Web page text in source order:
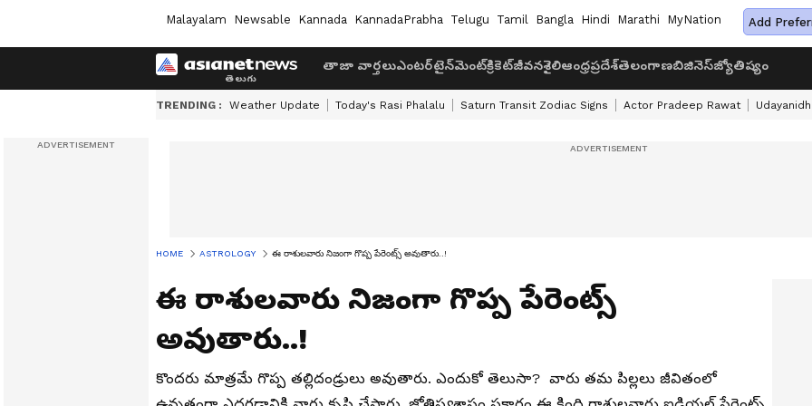
Malayalam Newsable Kannada KannadaPrabha Telugu Tamil Bangla Hindi Marathi MyNation Add
తాజా వార్తలుఎంటర్‌టైన్‌మెంట్క్రికెట్జీవనశైలిఆంధ్రప్రదేశ్తెలంగాణబిజినెస్జ్యోతిష్యం
TRENDING : Weather Update Today's Rasi Phalalu Saturn Transit Zodiac Signs Actor Pradeep Rawat
HOME ASTROLOGY ఈ రాశులవారు నిజంగా గొప్ప పేరెంట్స్ అవుతారు..!
ఈ రాశులవారు నిజంగా గొప్ప పేరెంట్స్
అవుతారు..!
కొందరు మాత్రమే గొప్ప తల్లిదండ్రులు అవుతారు. ఎందుకో తెలుసా? వారు తమ పిల్లలు జీవితంలో